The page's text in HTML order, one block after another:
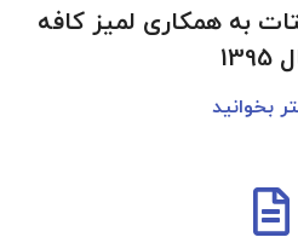
به همکاری لمیز کافه
بخوانید